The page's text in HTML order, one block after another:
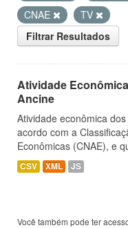
CNAE
TV
Filtrar Resultados
Atividade
Ancine
Atividade econômica
acordo com a
Econômicas (CNAE), e
CSV XML JS
Você também pode ter